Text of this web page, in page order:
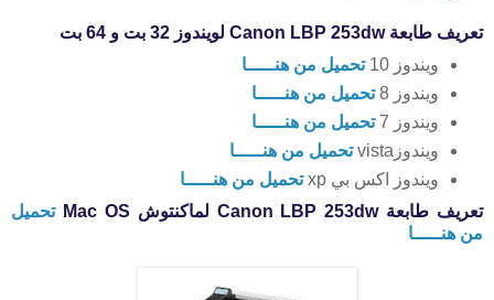
تعريف طابعة Canon LBP 253dw لويندوز 32 بت و 64 بت
ويندوز 10
تحميل من هنـــــا
ويندوز 8
تحميل من هنـــــا
ويندوز 7
تحميل من هنـــــا
ويندوزvista
تحميل من هنـــــا
ويندوز اكس بي xp
تحميل من هنـــــا
تعريف طابعة Canon LBP 253dw لماكنتوش Mac OS
تحميل
من هنـــــا